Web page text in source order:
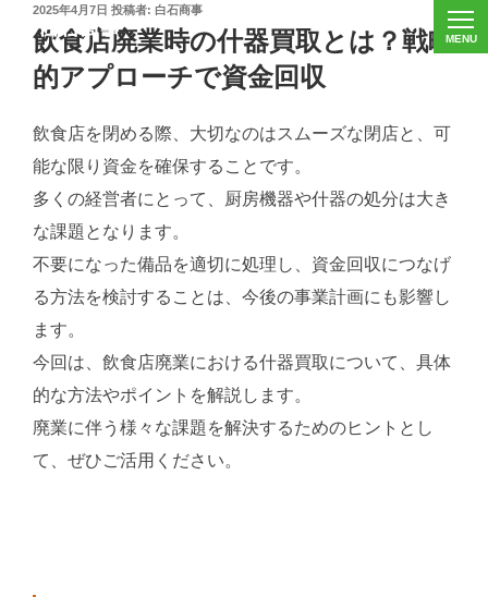
投
稿
日:
2025年4月7日 投稿者: 白石商事
飲食店廃業時の什器買取とは？戦略
的アプローチで資金回収
飲食店を閉める際、大切なのはスムーズな閉店と、可
能な限り資金を確保することです。
多くの経営者にとって、厨房機器や什器の処分は大き
な課題となります。
不要になった備品を適切に処理し、資金回収につなげ
る方法を検討することは、今後の事業計画にも影響し
ます。
今回は、飲食店廃業における什器買取について、具体
的な方法やポイントを解説します。
廃業に伴う様々な課題を解決するためのヒントとし
て、ぜひご活用ください。